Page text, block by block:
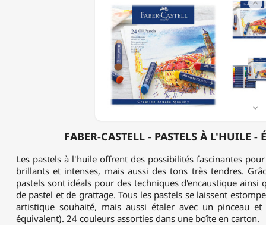
FABER-CASTELL - PASTELS À L'HUILE -


Les pastels à l'huile offrent des possibilités fascinantes
brillants et intenses, mais aussi des tons très tendres.
pastels sont idéals pour des techniques d'encaustique ainsi
de pastel et de grattage. Tous les pastels se laissent
artistique souhaité, mais aussi étaler avec un pinceau
équivalent). 24 couleurs assorties dans une boîte en carton.